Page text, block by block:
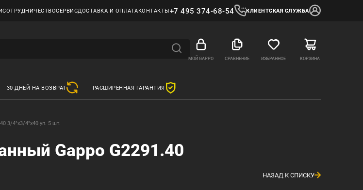
СОТРУДНИЧЕСТВОСЕРВИСДОСТАВКА И ОПЛАТАКОНТАКТЫ+7 495 374-68-54 КЛИЕНТСКАЯ СЛУЖБА
МОЙ GAPPO СРАВНЕНИЕ ИЗБРАННОЕ КОРЗИНА
30 ДНЕЙ НА ВОЗВРАТ РАСШИРЕННАЯ ГАРАНТИЯ
3/4"x3/4"x40 уп. 5 шт.
Gappo G2291.40
НАЗАД К СПИСКУ